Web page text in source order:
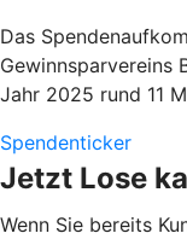
Das
Gewinnsparvereins
Jahr 2025 rund 11
Spendenticker
Jetzt Lose
Wenn Sie bereits